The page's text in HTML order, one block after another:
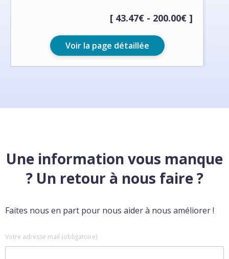
[ 43.47€ - 200.00€ ]
Voir la page détaillée
Une information vous manque
? Un retour à nous faire ?
Faites nous en part pour nous aider à nous améliorer !
Votre adresse mail (obligatoire)